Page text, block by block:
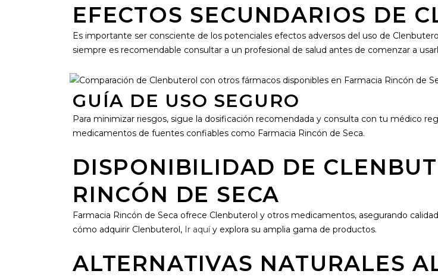
EFECTOS SECUNDARIOS DE
Es importante ser consciente de los potenciales efectos adversos del uso de
siempre es recomendable consultar a un profesional de salud antes de comenzar a
GUÍA DE USO SEGURO
Para minimizar riesgos, sigue la dosificación recomendada y consulta con tu médico
medicamentos de fuentes confiables como Farmacia Rincón de Seca.
DISPONIBILIDAD DE
RINCÓN DE SECA
Farmacia Rincón de Seca ofrece Clenbuterol y otros medicamentos, asegurando
cómo adquirir Clenbuterol, Ir aquíy explora su amplia gama de productos.
ALTERNATIVAS NATURALES